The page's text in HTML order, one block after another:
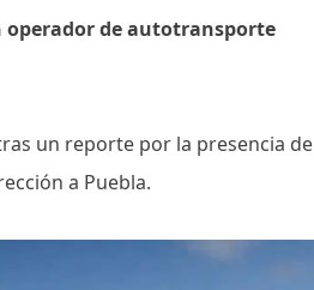
operador de autotransporte
un reporte por la presencia de
a Puebla.